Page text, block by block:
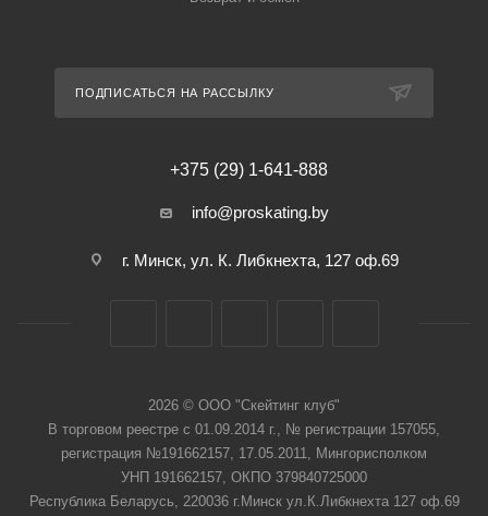
ПОДПИСАТЬСЯ НА РАССЫЛКУ
+375 (29) 1-641-888
info@proskating.by
г. Минск, ул. К. Либкнехта, 127 оф.69
2026 © ООО "Скейтинг клуб"
В торговом реестре с 01.09.2014 г., № регистрации 157055,
регистрация №191662157, 17.05.2011, Мингорисполком
УНП 191662157, ОКПО 379840725000
Республика Беларусь, 220036 г.Минск ул.К.Либкнехта 127 оф.69